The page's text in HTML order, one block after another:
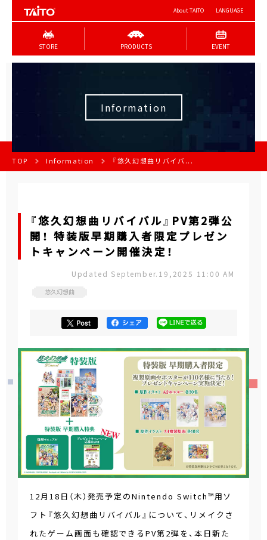
About TAITO LANGUAGE
STORE PRODUCTS EVENT
Information
TOP Information 『悠久幻想曲リバイバ...
『悠久幻想曲リバイバル』PV第2弾公
開！ 特装版早期購入者限定プレゼン
トキャンペーン開催決定！
Updated September.19,2025 11:00 AM
悠久幻想曲
12月18日（木）発売予定のNintendo Switch™用ソ
フト『悠久幻想曲リバイバル』について、リメイクさ
れたゲーム画面も確認できるPV第2弾を、本日新た